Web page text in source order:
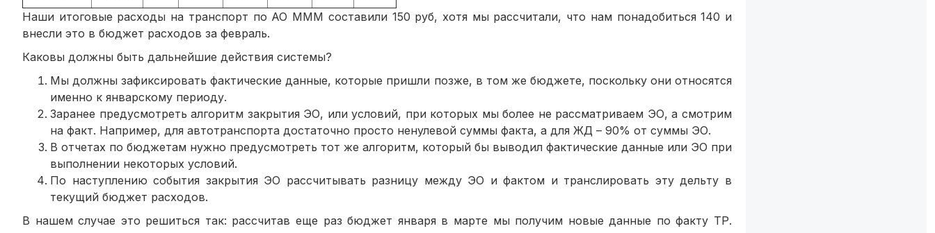
Наши итоговые расходы на транспорт по АО МММ составили 150 руб, хотя мы рассчитали, что нам понадобиться 140 и
внесли это в бюджет расходов за февраль.
Каковы должны быть дальнейшие действия системы?
Мы должны зафиксировать фактические данные, которые пришли позже, в том же бюджете, поскольку они относятся
именно к январскому периоду.
Заранее предусмотреть алгоритм закрытия ЭО, или условий, при которых мы более не рассматриваем ЭО, а смотрим
на факт. Например, для автотранспорта достаточно просто ненулевой суммы факта, а для ЖД – 90% от суммы ЭО.
В отчетах по бюджетам нужно предусмотреть тот же алгоритм, который бы выводил фактические данные или ЭО при
выполнении некоторых условий.
По наступлению события закрытия ЭО рассчитывать разницу между ЭО и фактом и транслировать эту дельту в
текущий бюджет расходов.
В нашем случае это решиться так: рассчитав еще раз бюджет января в марте мы получим новые данные по факту ТР.